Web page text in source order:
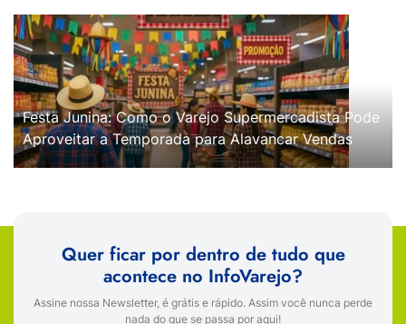
Festa Junina: Como o Varejo Supermercadista Pode
Aproveitar a Temporada para Alavancar Vendas
Quer ficar por dentro de tudo que
acontece no InfoVarejo?
Assine nossa Newsletter, é grátis e rápido. Assim você nunca perde
nada do que se passa por aqui!